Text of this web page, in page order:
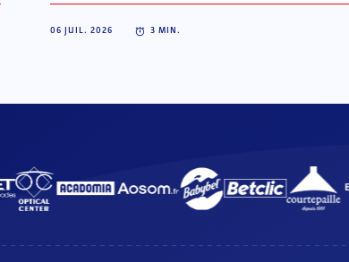
06 JUIL. 2026 3 MIN.